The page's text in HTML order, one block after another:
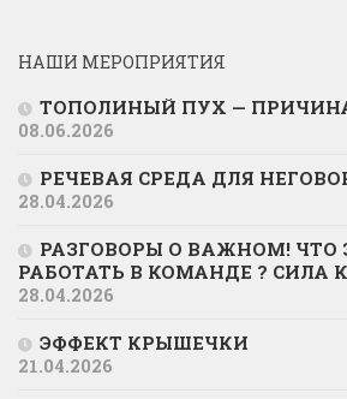
НАШИ МЕРОПРИЯТИЯ
ТОПОЛИНЫЙ ПУХ —
08.06.2026
РЕЧЕВАЯ СРЕДА ДЛЯ
28.04.2026
РАЗГОВОРЫ О ВАЖНОМ! ЧТО
РАБОТАТЬ В КОМАНДЕ ? СИЛА
28.04.2026
ЭФФЕКТ КРЫШЕЧКИ
21.04.2026